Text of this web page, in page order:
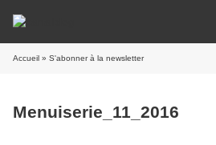
Accueil » S'abonner à la newsletter
Menuiserie_11_2016